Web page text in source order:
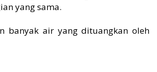
yang sama.
banyak air yang dituangkan oleh